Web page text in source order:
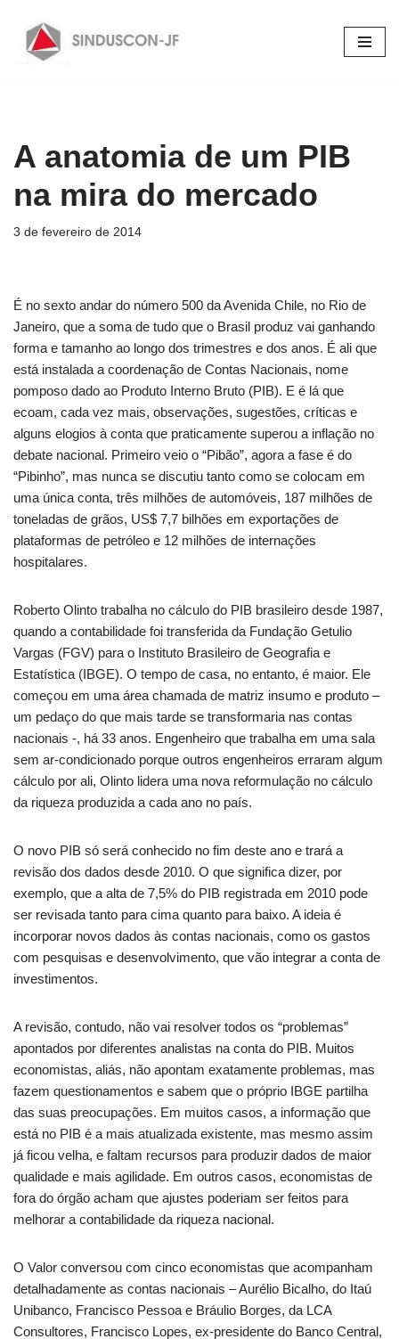
Pular
A anatomia de um PIB
na mira do mercado
3 de fevereiro de 2014
É no sexto andar do número 500 da Avenida Chile, no Rio de
Janeiro, que a soma de tudo que o Brasil produz vai ganhando
forma e tamanho ao longo dos trimestres e dos anos. É ali que
está instalada a coordenação de Contas Nacionais, nome
pomposo dado ao Produto Interno Bruto (PIB). E é lá que
ecoam, cada vez mais, observações, sugestões, críticas e
alguns elogios à conta que praticamente superou a inflação no
debate nacional. Primeiro veio o “Pibão”, agora a fase é do
“Pibinho”, mas nunca se discutiu tanto como se colocam em
uma única conta, três milhões de automóveis, 187 milhões de
toneladas de grãos, US$ 7,7 bilhões em exportações de
plataformas de petróleo e 12 milhões de internações
hospitalares.
Roberto Olinto trabalha no cálculo do PIB brasileiro desde 1987,
quando a contabilidade foi transferida da Fundação Getulio
Vargas (FGV) para o Instituto Brasileiro de Geografia e
Estatística (IBGE). O tempo de casa, no entanto, é maior. Ele
começou em uma área chamada de matriz insumo e produto –
um pedaço do que mais tarde se transformaria nas contas
nacionais -, há 33 anos. Engenheiro que trabalha em uma sala
sem ar-condicionado porque outros engenheiros erraram algum
cálculo por ali, Olinto lidera uma nova reformulação no cálculo
da riqueza produzida a cada ano no país.
O novo PIB só será conhecido no fim deste ano e trará a
revisão dos dados desde 2010. O que significa dizer, por
exemplo, que a alta de 7,5% do PIB registrada em 2010 pode
ser revisada tanto para cima quanto para baixo. A ideia é
incorporar novos dados às contas nacionais, como os gastos
com pesquisas e desenvolvimento, que vão integrar a conta de
investimentos.
A revisão, contudo, não vai resolver todos os “problemas”
apontados por diferentes analistas na conta do PIB. Muitos
economistas, aliás, não apontam exatamente problemas, mas
fazem questionamentos e sabem que o próprio IBGE partilha
das suas preocupações. Em muitos casos, a informação que
está no PIB é a mais atualizada existente, mas mesmo assim
já ficou velha, e faltam recursos para produzir dados de maior
qualidade e mais agilidade. Em outros casos, economistas de
fora do órgão acham que ajustes poderiam ser feitos para
melhorar a contabilidade da riqueza nacional.
O Valor conversou com cinco economistas que acompanham
detalhadamente as contas nacionais – Aurélio Bicalho, do Itaú
Unibanco, Francisco Pessoa e Bráulio Borges, da LCA
Consultores, Francisco Lopes, ex-presidente do Banco Central,